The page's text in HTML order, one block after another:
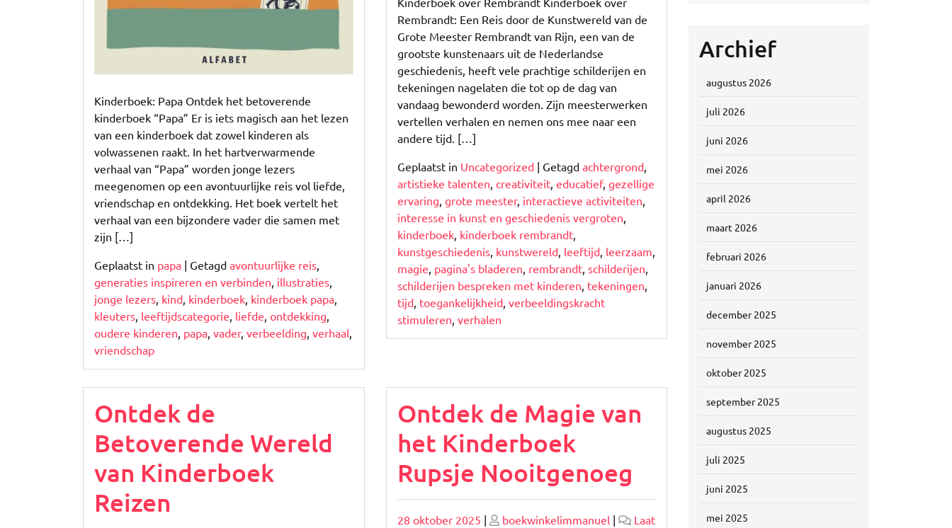
Kinderboek: Papa Ontdek het betoverende
kinderboek “Papa” Er is iets magisch aan het lezen
van een kinderboek dat zowel kinderen als
volwassenen raakt. In het hartverwarmende
verhaal van “Papa” worden jonge lezers
meegenomen op een avontuurlijke reis vol liefde,
vriendschap en ontdekking. Het boek vertelt het
verhaal van een bijzondere vader die samen met
zijn […]
Geplaatst in papa | Getagd avontuurlijke reis,
generaties inspireren en verbinden, illustraties,
jonge lezers, kind, kinderboek, kinderboek papa,
kleuters, leeftijdscategorie, liefde, ontdekking,
oudere kinderen, papa, vader, verbeelding, verhaal,
vriendschap
Rembrandt: Een Reis door de Kunstwereld van de
Grote Meester Rembrandt van Rijn, een van de
grootste kunstenaars uit de Nederlandse
geschiedenis, heeft vele prachtige schilderijen en
tekeningen nagelaten die tot op de dag van
vandaag bewonderd worden. Zijn meesterwerken
vertellen verhalen en nemen ons mee naar een
andere tijd. […]
Geplaatst in Uncategorized| Getagd achtergrond,
artistieke talenten creativiteit, educatief, gezellige
ervaring grote meester, interactieve activiteiten
interesse in kunst en geschiedenis vergroten
kinderboek, kinderboek rembrandt,
kunstgeschiedenis, kunstwereld, leeftijd, leerzaam
magie pagina's bladeren rembrandt, schilderijen
schilderijen bespreken met kinderen tekeningen
tijd, toegankelijkheid, verbeeldingskracht
stimuleren verhalen
Ontdek de
Betoverende Wereld
van Kinderboek
Reizen
Ontdek de Magie van
het Kinderboek
Rupsje Nooitgenoeg
Geplaatst
28 oktober 2025 | Geplaatst
boekwinkelimmanuel|
Laat
Archief
augustus 2026
juli 2026
juni 2026
mei 2026
april 2026
maart 2026
februari 2026
januari 2026
december 2025
november 2025
oktober 2025
september 2025
augustus 2025
juli 2025
juni 2025
mei 2025